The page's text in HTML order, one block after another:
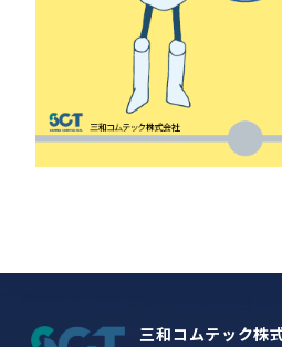
三和コムテック株